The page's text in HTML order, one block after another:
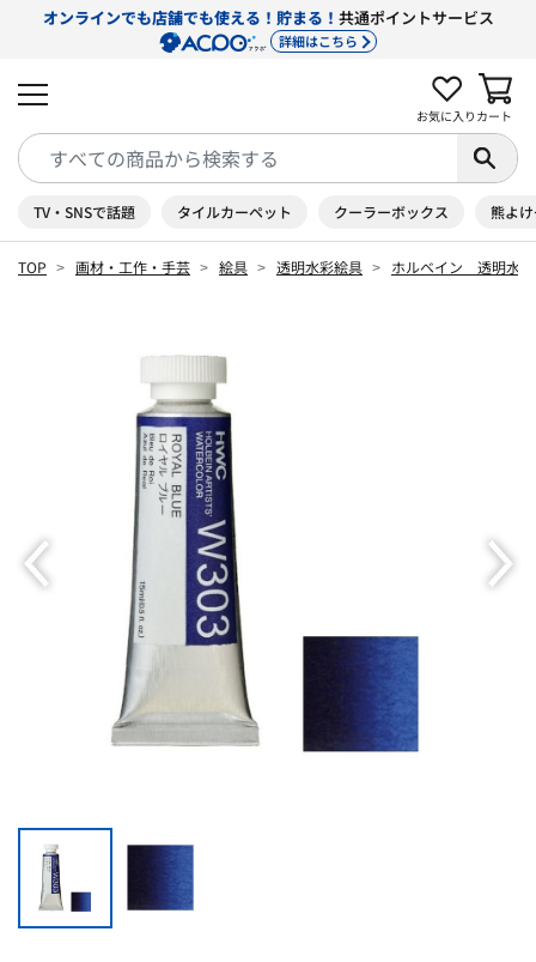
オンラインでも店舗でも使える！貯まる！ 共通ポイントサービス
詳細はこちら
お気に入り カート
TV・SNSで話題 タイルカーペット クーラーボックス 熊よ
TOP 画材・工作・手芸 絵具 透明水彩絵具 ホルベイン 透明水